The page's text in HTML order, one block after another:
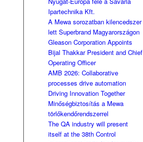
Ipartechnika Kft.
A Mewa sorozatban kilencedszer
lett Superbrand Magyarországon
Gleason Corporation Appoints
Bijal Thakkar President and Chief
Operating Officer
AMB 2026: Collaborative
processes drive automation
Driving Innovation Together
Minőségbiztosítás a Mewa
törlőkendőrendszerrel
The QA industry will present
itself at the 38th Control